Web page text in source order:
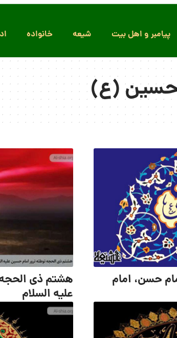
پیامبر و اهل بیت شیعه خانواده
حسین (ع)
حسن، امام
هشتم ذی
علیه السلام